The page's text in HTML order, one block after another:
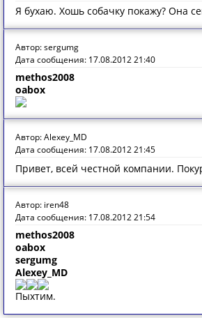
Я бухаю. Хошь собачку покажу? Она
Автор: sergumg
Дата сообщения: 17.08.2012 21:40
methos2008
oabox
Автор: Alexey_MD
Дата сообщения: 17.08.2012 21:45
Привет, всей честной компании.
Автор: iren48
Дата сообщения: 17.08.2012 21:54
methos2008
oabox
sergumg
Alexey_MD
Пыхтим.